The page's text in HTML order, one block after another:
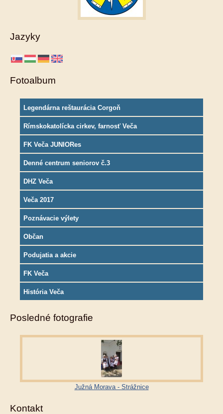
Jazyky
Fotoalbum
Legendárna reštaurácia Corgoň
Rímskokatolícka cirkev, farnosť Veča
FK Veča JUNIORes
Denné centrum seniorov č.3
DHZ Veča
Veča 2017
Poznávacie výlety
Občan
Podujatia a akcie
FK Veča
História Veča
Posledné fotografie
Južná Morava - Strážnice
Kontakt